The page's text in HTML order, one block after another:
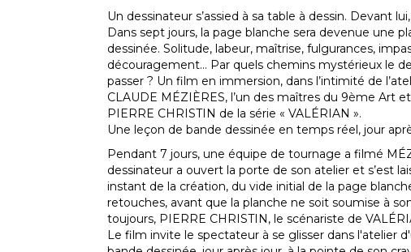
Un dessinateur s’assied à sa table à dessin. Devant
Dans sept jours, la page blanche sera devenue une
dessinée. Solitude, labeur, maîtrise, fulgurances,
découragement... Par quels chemins mystérieux le
passer ? Un film en immersion, dans l’intimité de
CLAUDE MÉZIÈRES, l’un des maîtres du 9ème Art
PIERRE CHRISTIN de la série « VALÉRIAN ».
Une leçon de bande dessinée en temps réel, jour
Pendant 7 jours, une équipe de tournage a filmé
dessinateur a ouvert la porte de son atelier et s’est
instant de la création, du vide initial de la page
retouches, avant que la planche ne soit soumise à
toujours, PIERRE CHRISTIN, le scénariste de
Le film invite le spectateur à se glisser dans l'atelier